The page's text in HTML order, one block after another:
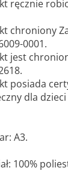
ręcznie
chroniony
0001.
jest
posiada
dla
A3.
100%